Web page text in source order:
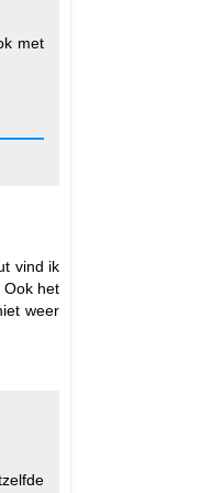
met
vind ik
Ook het
weer